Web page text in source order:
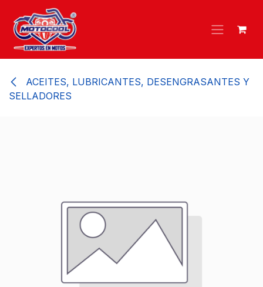
Ir al contenido
ACEITES, LUBRICANTES, DESENGRASANTES Y
SELLADORES